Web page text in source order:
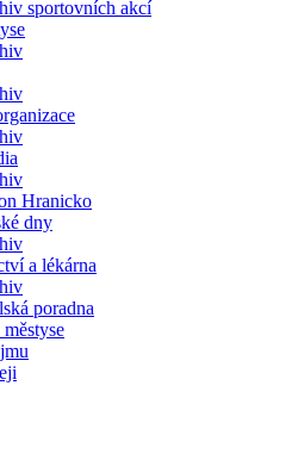
sportovních akcí
Hranicko
dny
a lékárna
poradna